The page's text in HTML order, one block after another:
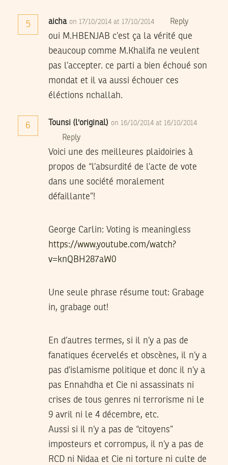
5 aicha on 17/10/2014 at 17/10/2014 Reply
oui M.HBENJAB c’est ça la vérité que
beaucoup comme M.Khalifa ne veulent
pas l’accepter. ce parti a bien échoué son
mondat et il va aussi échouer ces
éléctions nchallah.
6 Tounsi (l'original) on 16/10/2014 at 16/10/2014
Reply
Voici une des meilleures plaidoiries à
propos de “l’absurdité de l’acte de vote
dans une société moralement
défaillante”!
George Carlin: Voting is meaningless
https://www.youtube.com/watch?
v=knQBH287aW0
Une seule phrase résume tout: Grabage
in, grabage out!
En d’autres termes, si il n’y a pas de
fanatiques écervelés et obscènes, il n’y a
pas d’islamisme politique et donc il n’y a
pas Ennahdha et Cie ni assassinats ni
crises de tous genres ni terrorisme ni le
9 avril ni le 4 décembre, etc.
Aussi si il n’y a pas de “citoyens”
imposteurs et corrompus, il n’y a pas de
RCD ni Nidaa et Cie ni torture ni culte de